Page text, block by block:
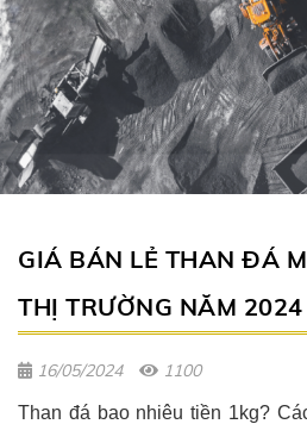
GIÁ BÁN LẺ THAN ĐÁ
THỊ TRƯỜNG NĂM 2024
16/05/2024 1100
Than đá bao nhiêu tiền 1kg?